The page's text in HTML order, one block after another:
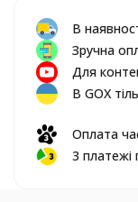
В
Зручна
Для
В GOX
Оплата
3 платежі